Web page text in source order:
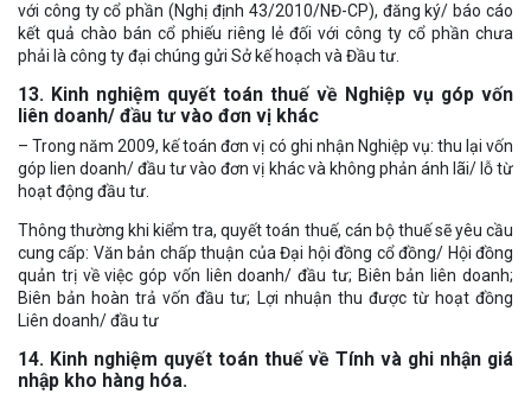
với công ty cổ phần (Nghị định 43/2010/NĐ-CP), đăng ký/ báo cáo
kết quả chào bán cổ phiếu riêng lẻ đối với công ty cổ phần chưa
phải là công ty đại chúng gửi Sở kế hoạch và Đầu tư.
13. Kinh nghiệm quyết toán thuế về Nghiệp vụ góp vốn
liên doanh/ đầu tư vào đơn vị khác
– Trong năm 2009, kế toán đơn vị có ghi nhận Nghiệp vụ: thu lại vốn
góp lien doanh/ đầu tư vào đơn vị khác và không phản ánh lãi/ lỗ từ
hoạt động đầu tư.
Thông thường khi kiểm tra, quyết toán thuế, cán bộ thuế sẽ yêu cầu
cung cấp: Văn bản chấp thuận của Đại hội đồng cổ đồng/ Hội đồng
quản trị về việc góp vốn liên doanh/ đầu tư; Biên bản liên doanh;
Biên bản hoàn trả vốn đầu tư; Lợi nhuận thu được từ hoạt đồng
Liên doanh/ đầu tư
14. Kinh nghiệm quyết toán thuế về Tính và ghi nhận giá
nhập kho hàng hóa.